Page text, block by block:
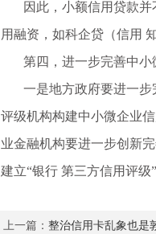
因此，小额信用贷款并
用融资，如科企贷（信用
第四，进一步完善中小
一是地方政府要进一步
评级机构构建中小微企业
业金融机构要进一步创新
建立“银行 第三方信用评
上一篇： 整治信用卡乱象也是